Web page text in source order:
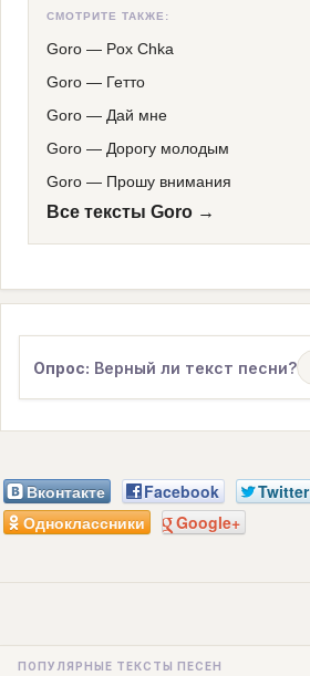
СМОТРИТЕ ТАКЖЕ:
Goro — Pox Chka
Goro — Гетто
Goro — Дай мне
Goro — Дорогу молодым
Goro — Прошу внимания
Все тексты Goro →
Опрос: Верный ли текст песни?
Вконтакте Facebook Twitter
Одноклассники
Google+
ПОПУЛЯРНЫЕ ТЕКСТЫ ПЕСЕН